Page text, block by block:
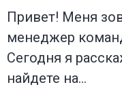
Привет! Меня
менеджер
Сегодня я
найдете на…